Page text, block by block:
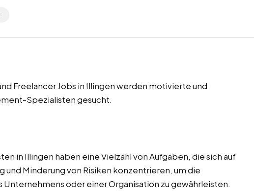
Freelancer Jobs in Illingen werden motivierte und
Spezialisten gesucht.
in Illingen haben eine Vielzahl von Aufgaben, die sich auf
Minderung von Risiken konzentrieren, um die
oder einer Organisation zu gewährleisten.